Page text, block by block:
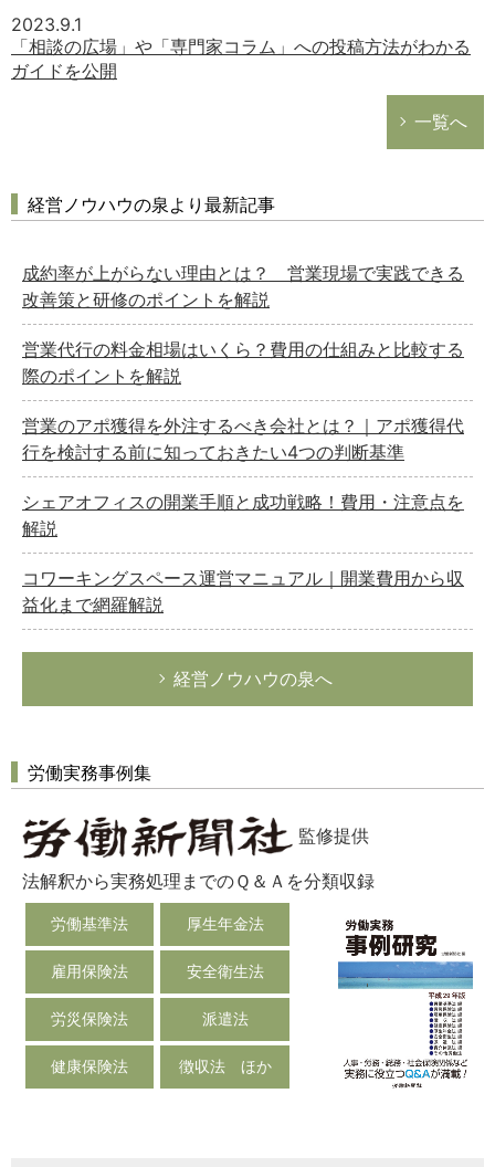
2023.9.1
「相談の広場」や「専門家コラム」への投稿方法がわかる
ガイドを公開
一覧へ
経営ノウハウの泉より最新記事
成約率が上がらない理由とは？ 営業現場で実践できる
改善策と研修のポイントを解説
営業代行の料金相場はいくら？費用の仕組みと比較する
際のポイントを解説
営業のアポ獲得を外注するべき会社とは？｜アポ獲得代
行を検討する前に知っておきたい4つの判断基準
シェアオフィスの開業手順と成功戦略！費用・注意点を
解説
コワーキングスペース運営マニュアル｜開業費用から収
益化まで網羅解説
経営ノウハウの泉へ
労働実務事例集
監修提供
法解釈から実務処理までのＱ＆Ａを分類収録
労働基準法 厚生年金法
雇用保険法 安全衛生法
労災保険法 派遣法
健康保険法 徴収法 ほか